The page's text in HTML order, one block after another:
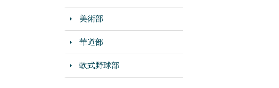
美術部
華道部
軟式野球部